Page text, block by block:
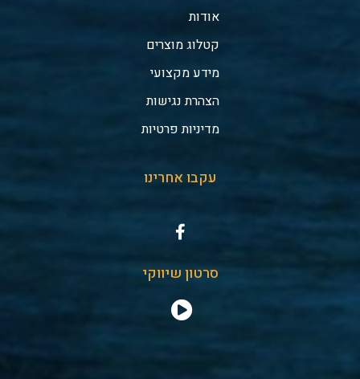
אודות
קטלוג מוצרים
מידע מקצועי
הצהרת נגישות
מדיניות פרטיות
עקבו אחרינו
סרטון שיווקי